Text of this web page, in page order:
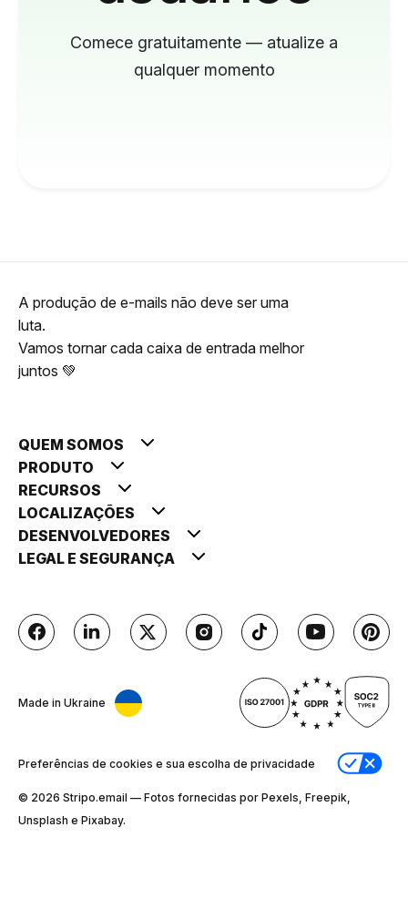
Comece gratuitamente — atualize a
qualquer momento
A produção de e-mails não deve ser uma
luta.
Vamos tornar cada caixa de entrada melhor
juntos 💚
QUEM SOMOS
PRODUTO
RECURSOS
LOCALIZAÇÕES
DESENVOLVEDORES
LEGAL E SEGURANÇA
Made in Ukraine
Preferências de cookies e sua escolha de privacidade
© 2026 Stripо.email — Fotos fornecidas por Pexels, Freepik,
Unsplash e Pixabay.